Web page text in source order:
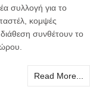
συλλογή για το
κομψές
συνθέτουν το
Read More...